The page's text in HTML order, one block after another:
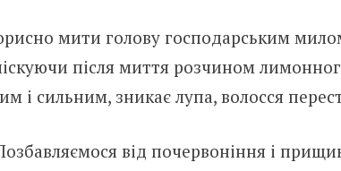
мити голову господарським
після миття розчином
і сильним, зникає лупа, волосся
від почервоніння і